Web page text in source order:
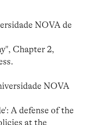
NOVA de
Chapter 2,
NOVA
A defense of the
at the